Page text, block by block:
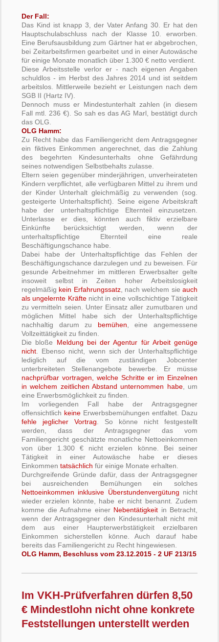
Der Fall:
Das Kind ist knapp 3, der Vater Anfang 30. Er hat den
Hauptschulabschluss nach der Klasse 10. erworben.
Eine Berufsausbildung zum Gärtner hat er abgebrochen,
bei Zeitarbeitsfirmen gearbeitet und in einer Autowäsche
für einige Monate monatlich über 1.300 € netto verdient.
Diese Arbeitsstelle verlor er - nach eigenen Angaben
schuldlos - im Herbst des Jahres 2014 und ist seitdem
arbeitslos. Mittlerweile bezieht er Leistungen nach dem
SGB II (Hartz IV).
Dennoch muss er Mindestunterhalt zahlen (in diesem
Fall mtl. 236 €). So sah es das AG Marl, bestätigt durch
das OLG.
OLG Hamm:
Zu Recht habe das Familiengericht dem Antragsgegner
ein fiktives Einkommen angerechnet, das die Zahlung
des begehrten Kindesunterhalts ohne Gefährdung
seines notwendigen Selbstbehalts zulasse.
Eltern seien gegenüber minderjährigen, unverheirateten
Kindern verpflichtet, alle verfügbaren Mittel zu ihrem und
der Kinder Unterhalt gleichmäßig zu verwenden (sog.
gesteigerte Unterhaltspflicht). Seine eigene Arbeitskraft
habe der unterhaltspflichtige Elternteil einzusetzen.
Unterlasse er dies, könnten auch fiktiv erzielbare
Einkünfte berücksichtigt werden, wenn der
unterhaltspflichtige Elternteil eine reale
Beschäftigungschance habe.
Dabei habe der Unterhaltspflichtige das Fehlen der
Beschäftigungschance darzulegen und zu beweisen. Für
gesunde Arbeitnehmer im mittleren Erwerbsalter gelte
insoweit selbst in Zeiten hoher Arbeitslosigkeit
regelmäßig kein Erfahrungssatz, nach welchem sieauch
als ungelernte Kräftenicht in eine vollschichtige Tätigkeit
zu vermitteln seien. Unter Einsatz aller zumutbaren und
möglichen Mittel habe sich der Unterhaltspflichtige
nachhaltig darum zu bemühen , eine angemessene
Vollzeittätigkeit zu finden.
Die bloße Meldung bei der Agentur für Arbeit genüge
nicht . Ebenso nicht, wenn sich der Unterhaltspflichtige
lediglich auf die vom zuständigen Jobcenter
unterbreiteten Stellenangebote bewerbe. Er müsse
nachprüfbar vortragen, welche Schritte er im Einzelnen
in welchem zeitlichen Abstand unternommen habe, um
eine Erwerbsmöglichkeit zu finden.
Im vorliegenden Fall habe der Antragsgegner
offensichtlich keine Erwerbsbemühungen entfaltet. Dazu
fehle jeglicher Vortrag . So könne nicht festgestellt
werden, dass der Antragsgegner das vom
Familiengericht geschätzte monatliche Nettoeinkommen
von über 1.300 € nicht erzielen könne. Bei seiner
Tätigkeit in einer Autowäsche habe er dieses
Einkommen tatsächlich für einige Monate erhalten.
Durchgreifende Gründe dafür, dass der Antragsgegner
bei ausreichenden Bemühungen ein solches
Nettoeinkommen inklusive Überstundenvergütung nicht
wieder erzielen könnte, habe er nicht benannt. Zudem
komme die Aufnahme einer Nebentätigkeit in Betracht,
wenn der Antragsgegner den Kindesunterhalt nicht mit
dem aus einer Haupterwerbstätigkeit erzielbaren
Einkommen sicherstellen könne. Auch darauf habe
bereits das Familiengericht zu Recht hingewiesen.
OLG Hamm, Beschluss vom 23.12.2015 - 2 UF 213/15
Im VKH-Prüfverfahren dürfen 8,50
€ Mindestlohn nicht ohne konkrete
Feststellungen unterstellt werden